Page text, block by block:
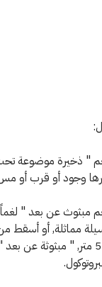
" ذخيرة موضوعة
وجود أو قرب أو
مبثوث عن بعد " لغماً
مماثلة, أو أسقط من